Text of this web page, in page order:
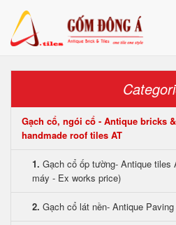
Gạch cổ, ngói cổ - Antique bricks
handmade roof tiles AT
1. Gạch cổ ốp tường- Antique tiles
máy - Ex works price)
2. Gạch cổ lát nền- Antique